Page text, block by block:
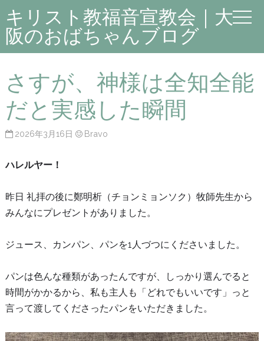
キリスト教福音宣教会｜大
阪のおばちゃんブログ
さすが、神様は全知全能
だと実感した瞬間
2026年3月16日 Bravo
ハレルヤー！
昨日 礼拝の後に鄭明析（チョンミョンソク）牧師先生から
みんなにプレゼントがありました。
ジュース、カンパン、パンを1人づつにくださいました。
パンは色んな種類があったんですが、しっかり選んでると
時間がかかるから、私も主人も「どれでもいいです」っと
言って渡してくださったパンをいただきました。